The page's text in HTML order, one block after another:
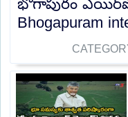
భోగాపురం
Bhogapuram